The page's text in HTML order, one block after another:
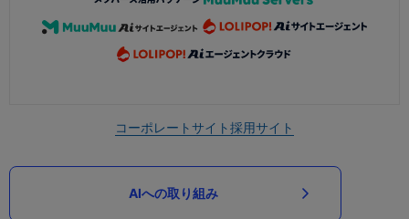
コーポレートサイト採用サイト
AIへの取り組み